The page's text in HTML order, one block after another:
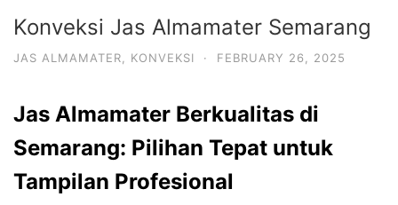
Konveksi Jas Almamater Semarang
JAS ALMAMATER, KONVEKSI · FEBRUARY 26, 2025
Jas Almamater Berkualitas di
Semarang: Pilihan Tepat untuk
Tampilan Profesional